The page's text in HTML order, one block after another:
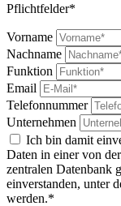
Pflichtfelder*
Vorname
Nachname
Funktion
Email
Telefonnummer
Unternehmen
Ich bin damit
Daten in einer von der
zentralen Datenbank
einverstanden, unter
werden.*